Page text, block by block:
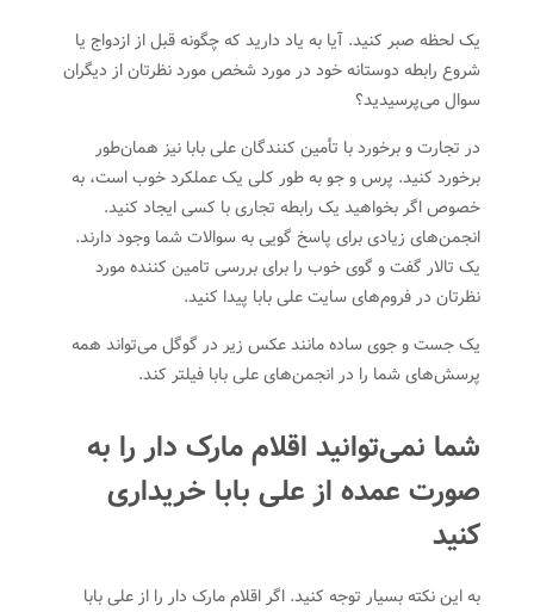
یک لحظه صبر کنید. آیا به یاد دارید که چگونه قبل از ازدواج یا
شروع رابطه دوستانه خود در مورد شخص مورد نظرتان از دیگران
سوال می‌پرسیدید؟
در تجارت و برخورد با تأمین کنندگان علی بابا نیز همان‌طور
برخورد کنید. پرس و جو به طور کلی یک عملکرد خوب است، به
خصوص اگر بخواهید یک رابطه تجاری با کسی ایجاد کنید.
انجمن‌های زیادی برای پاسخ گویی به سوالات شما وجود دارند.
یک تالار گفت و گوی خوب را برای بررسی تامین کننده مورد
نظرتان در فروم‌های سایت علی بابا پیدا کنید.
یک جست و جوی ساده مانند عکس زیر در گوگل می‌تواند همه
پرسش‌های شما را در انجمن‌های علی بابا فیلتر کند.
شما نمی‌توانید اقلام مارک دار را به
صورت عمده از علی بابا خریداری
کنید
به این نکته بسیار توجه کنید. اگر اقلام مارک دار را از علی بابا